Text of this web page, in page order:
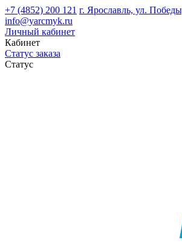
+7 (4852) 200 121 г. Ярославль, ул.
info@yarcmyk.ru
Личный кабинет
Кабинет
Статус заказа
Статус